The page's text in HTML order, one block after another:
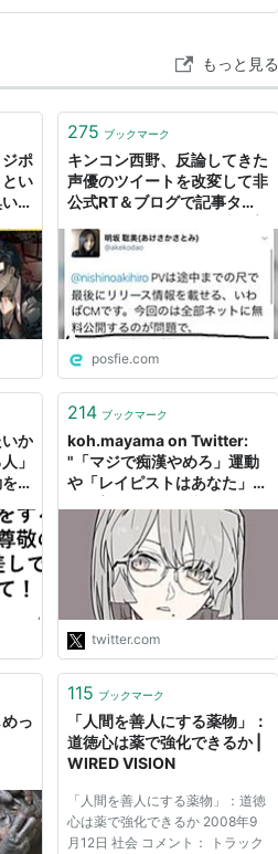
もっと見る
ポ
い
善
275 ブックマーク
キンコン西野、反論してきた
声優のツイートを改変して非
公式RT＆ブログで記事タイ
人ぶるという悪辣さを見せつ
ける
posfie.com
か
」
す
214 ブックマーク
koh.mayama on Twitter:
"「マジで痴漢やめろ」運動
や「レイピストはあなた」運
人には平気でしょう。 映画
館でお金払って観てる観客が
延々と映画泥棒呼ばわりさ
れ、たまにイラッとするのに
似てる。 「痴漢逮捕に協力
を」や「レイプ防止に協…
https://t.co/RXqhUMLT31"
twitter.com
っ
115 ブックマーク
「人間を善人にする薬物」：
道徳心は薬で強化できるか |
WIRED VISION
「人間を善人にする薬物」：道徳
心は薬で強化できるか 2008年9
月12日 社会 コメント： トラック